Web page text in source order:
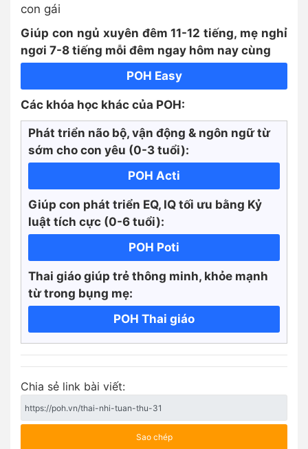
con gái
Giúp con ngủ xuyên đêm 11-12 tiếng, mẹ nghỉ
ngơi 7-8 tiếng mỗi đêm ngay hôm nay cùng
POH Easy
Các khóa học khác của POH:
Phát triển não bộ, vận động & ngôn ngữ từ
sớm cho con yêu (0-3 tuổi):
POH Acti
Giúp con phát triển EQ, IQ tối ưu bằng Kỷ
luật tích cực (0-6 tuổi):
POH Poti
Thai giáo giúp trẻ thông minh, khỏe mạnh
từ trong bụng mẹ:
POH Thai giáo
Chia sẻ link bài viết:
Sao chép